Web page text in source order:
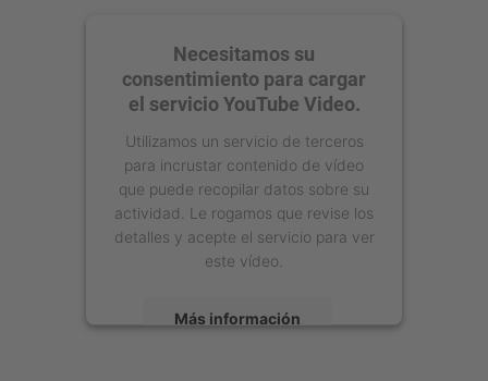
Necesitamos su
consentimiento para cargar
el servicio YouTube Video.
Utilizamos un servicio de terceros
para incrustar contenido de vídeo
que puede recopilar datos sobre su
actividad. Le rogamos que revise los
detalles y acepte el servicio para ver
este vídeo.
Más información